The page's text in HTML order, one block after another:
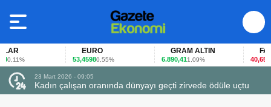
0,11%
EURO
53,45980,55%
GRAM ALTIN
6.890,411,09%
FAİZ
40,65-
23 Mart 2026 - 09:05
Kadın çalışan oranında dünyayı geçti zirvede ödüle uçtu